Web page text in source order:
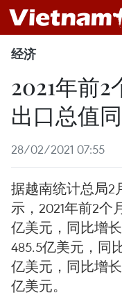
经济
2021年前
出口总值
28/02/2021 07:55
据越南统计总局2
示，2021年前2个
亿美元，同比增
485.5亿美元，同
亿美元，同比增
亿美元。